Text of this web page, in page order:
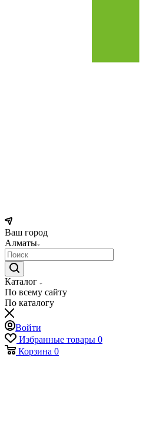
Ваш город
Алматы
Каталог
По всему сайту
По каталогу
Войти
Избранные товары 0
Корзина 0